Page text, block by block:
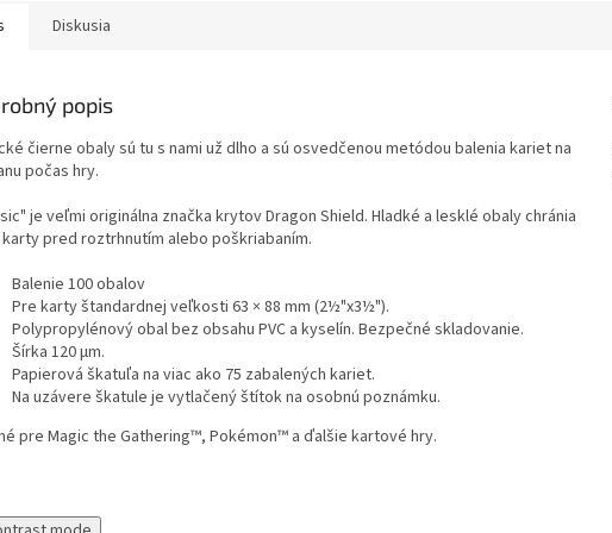
Diskusia
popis
čierne obaly sú tu s nami už dlho a sú osvedčenou metódou balenia kariet na
počas hry.
je veľmi originálna značka krytov Dragon Shield. Hladké a lesklé obaly chránia
pred roztrhnutím alebo poškriabaním.
Balenie 100 obalov
Pre karty štandardnej veľkosti 63 × 88 mm (2½"x3½").
Polypropylénový obal bez obsahu PVC a kyselín. Bezpečné skladovanie.
Šírka 120 μm.
Papierová škatuľa na viac ako 75 zabalených kariet.
Na uzávere škatule je vytlačený štítok na osobnú poznámku.
pre Magic the Gathering™, Pokémon™ a ďalšie kartové hry.